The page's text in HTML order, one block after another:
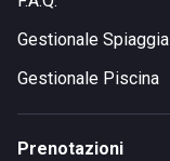
Gestionale Spiaggia
Gestionale Piscina
Prenotazioni